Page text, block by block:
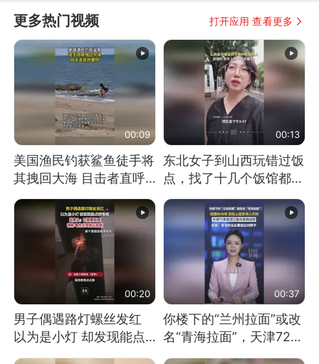
更多热门视频 打开应用 查看更多
00:09
美国渔民钓获鲨鱼徒手将
其拽回大海 目击者直呼
震惊 （视频来源：参考
消息）
00:13
东北女子到山西玩错过饭
点，找了十几个饭馆都没
开门：午休到几点
00:20
男子偶遇路灯螺丝发红
以为是小灯 却发现能点
燃香烟 当事人：已报警
00:37
你楼下的“兰州拉面”或改
名“青海拉面”，天津72家
面馆已集体更换招牌